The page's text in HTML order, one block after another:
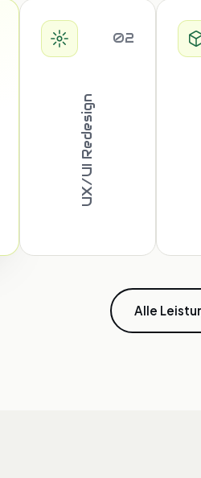
02
UX/UI Redesign
Alle